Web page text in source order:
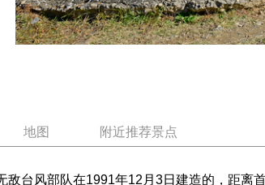
地图 附近推荐景点
台风部队在1991年12月3日建造的，距离